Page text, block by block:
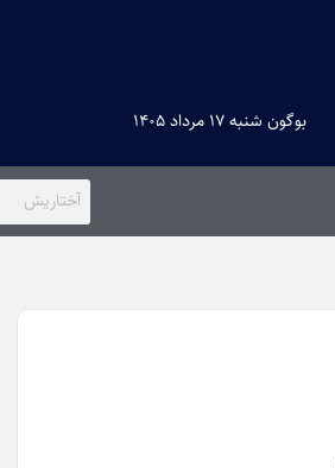
بوگون شنبه ۱۷ مرداد ۱۴۰۵